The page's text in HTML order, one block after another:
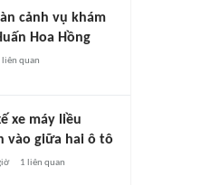
cảnh vụ khám
Hoa Hồng
liên quan
xe máy liều
vào giữa hai ô tô
1 liên quan